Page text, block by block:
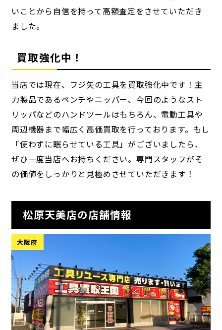
いことから自信を持って高額査定をさせていただき
ました。
買取強化中！
当店では現在、 フジ矢の工具を買取強化中です！主
力製品であるペンチやニッパー、 今回のようなスト
リッパなどのハンドツールはもちろん、 電動工具や
周辺機器まで幅広く高価買取を行っております。 もし
「使わずに眠らせている工具」がございましたら、
ぜひ一度当店へお持ちください。 専門スタッフがそ
の価値をしっかりと見極めさせていただきます！
松原天美店の店舗情報
大阪府